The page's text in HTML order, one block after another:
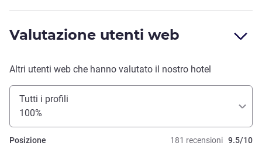
Valutazione utenti web
Altri utenti web che hanno valutato il nostro hotel
Tutti i profili
100%
181 recensioni 9.5/10
Posizione